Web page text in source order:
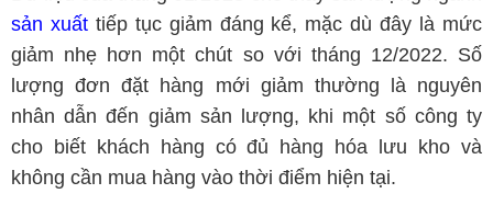
sản xuấttiếp tục giảm đáng kể, mặc dù đây là mức
giảm nhẹ hơn một chút so với tháng 12/2022. Số
lượng đơn đặt hàng mới giảm thường là nguyên
nhân dẫn đến giảm sản lượng, khi một số công ty
cho biết khách hàng có đủ hàng hóa lưu kho và
không cần mua hàng vào thời điểm hiện tại.